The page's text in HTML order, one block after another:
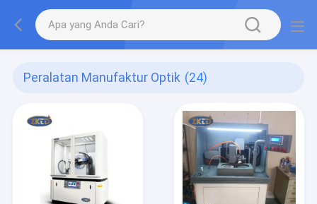
Peralatan Manufaktur Optik (24)